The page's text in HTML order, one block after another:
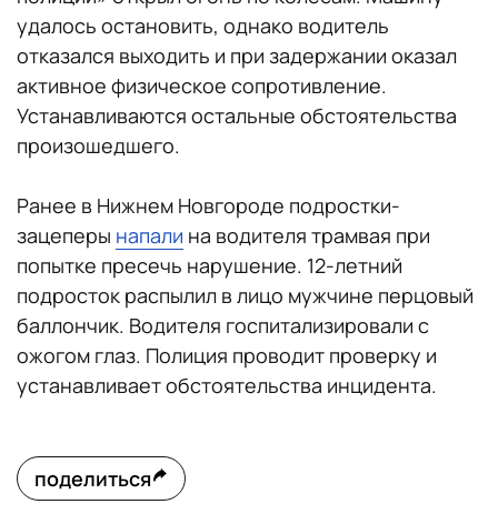
удалось остановить, однако водитель
отказался выходить и при задержании оказал
активное физическое сопротивление.
Устанавливаются остальные обстоятельства
произошедшего.
Ранее в Нижнем Новгороде подростки-
зацеперы напали на водителя трамвая при
попытке пресечь нарушение. 12-летний
подросток распылил в лицо мужчине перцовый
баллончик. Водителя госпитализировали с
ожогом глаз. Полиция проводит проверку и
устанавливает обстоятельства инцидента.
поделиться